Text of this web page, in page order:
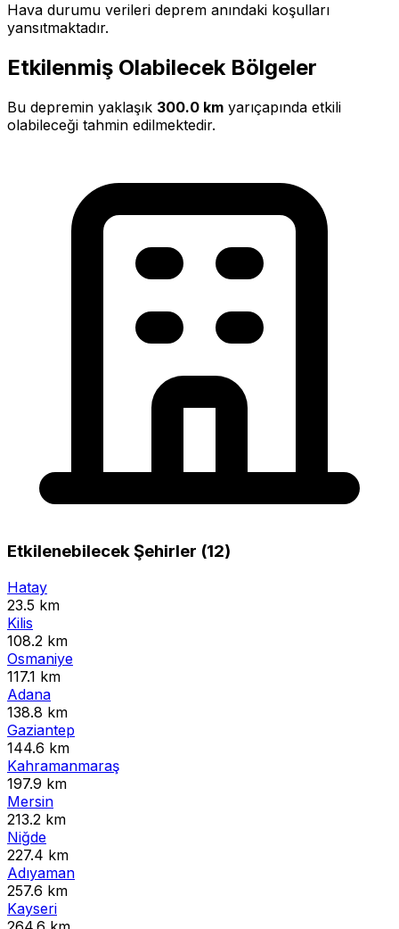
Hava durumu verileri deprem anındaki koşulları
yansıtmaktadır.
Etkilenmiş Olabilecek Bölgeler
Bu depremin yaklaşık 300.0 km yarıçapında etkili
olabileceği tahmin edilmektedir.
Etkilenebilecek Şehirler (12)
Hatay
23.5 km
Kilis
108.2 km
Osmaniye
117.1 km
Adana
138.8 km
Gaziantep
144.6 km
Kahramanmaraş
197.9 km
Mersin
213.2 km
Niğde
227.4 km
Adıyaman
257.6 km
Kayseri